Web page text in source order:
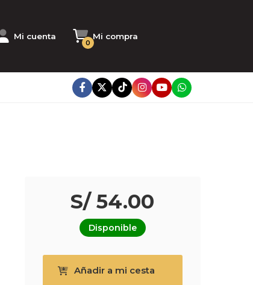
Mi cuenta Mi compra
0
S/ 54.00
Disponible
Añadir a mi cesta